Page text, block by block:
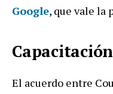
Google, que vale la
El acuerdo entre